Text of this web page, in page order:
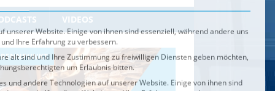
VIDEOS
IM BRENNPUNKT
Service-Gruppen, für die eine Einwilligung erteilt werden
Speichern
Alle akzeptieren